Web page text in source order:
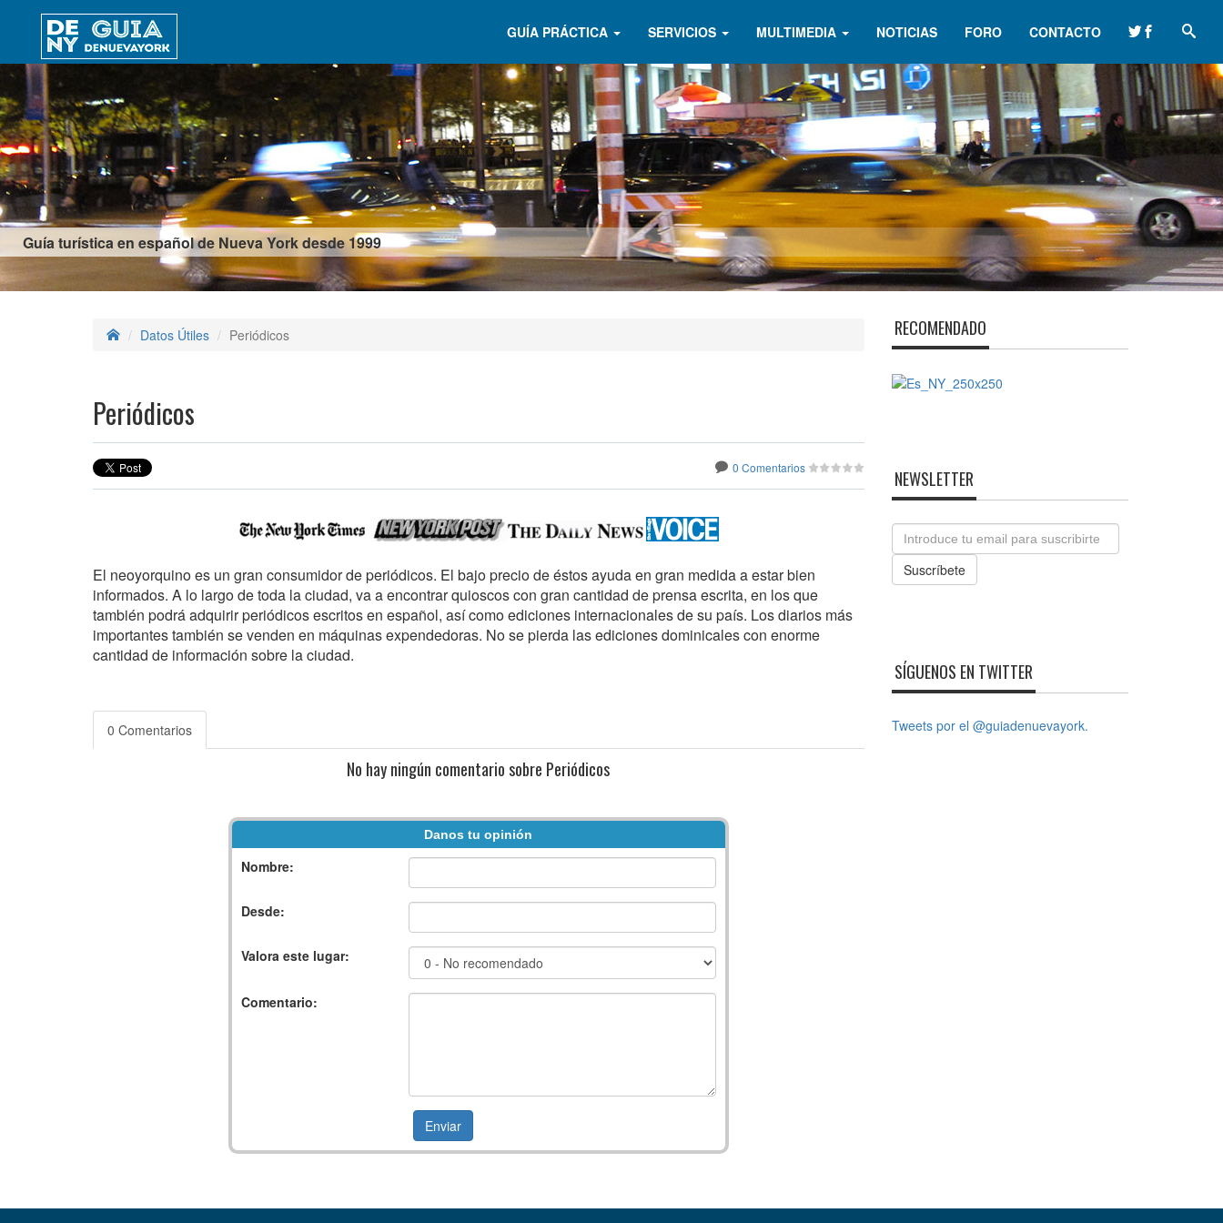
Guía turística en español de Nueva York desde 1999
GUÍA PRÁCTICA SERVICIOS MULTIMEDIA NOTICIAS FORO CONTACTO
Datos Útiles Periódicos
Periódicos
0 Comentarios
El neoyorquino es un gran consumidor de periódicos. El bajo precio de éstos ayuda en gran medida a estar bien
informados. A lo largo de toda la ciudad, va a encontrar quioscos con gran cantidad de prensa escrita, en los que
también podrá adquirir periódicos escritos en español, así como ediciones internacionales de su país. Los diarios más
importantes también se venden en máquinas expendedoras. No se pierda las ediciones dominicales con enorme
cantidad de información sobre la ciudad.
0 Comentarios
No hay ningún comentario sobre Periódicos
Danos tu opinión
Nombre:
Desde:
Valora este lugar:
Comentario:
RECOMENDADO
NEWSLETTER
Email
Suscríbete
SÍGUENOS EN TWITTER
Tweets por el @guiadenuevayork.